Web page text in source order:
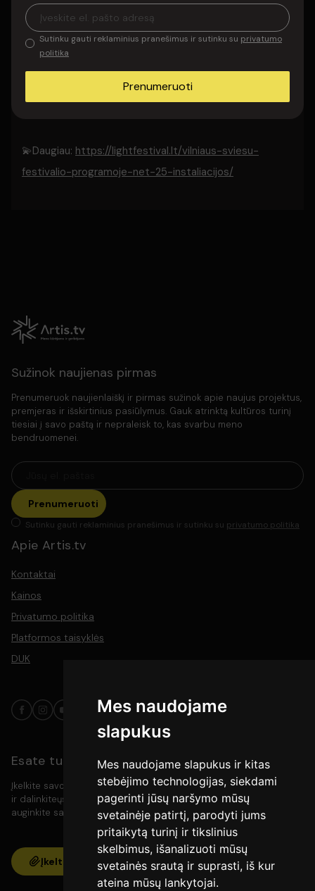
Mes naudojame
slapukus
Mes naudojame slapukus ir kitas
stebėjimo technologijas, siekdami
pagerinti jūsų naršymo mūsų
svetainėje patirtį, parodyti jums
pritaikytą turinį ir tikslinius
skelbimus, išanalizuoti mūsų
svetainės srautą ir suprasti, iš kur
ateina mūsų lankytojai.
Vilniaus mokytojų namų) kieme atspindinti
technologinio meno kryptį.
architektūrinę, šviesos ir erdvės santykį tyrinėjančią
💫Daugiau: https://lightfestival.lt/vilniaus-sviesu-
festivalio-programoje-net-25-instaliacijos/
Sužinok naujienas pirmas
Prenumeruok naujienlaiškį ir pirmas sužinok apie naujus projektus,
premjeras ir išskirtinius pasiūlymus. Gauk atrinktą kultūros turinį
tiesiai į savo paštą ir nepraleisk to, kas svarbu meno
bendruomenei.
Prenumeruoti
Sutinku gauti reklaminius pranešimus ir sutinku su privatumo politika
Apie Artis.tv
Kontaktai
Kainos
Privatumo politika
Platformos taisyklės
DUK
Esate turinio kūrėjas?
Įkelkite savo video turinį į platformą, pasiekite platesnę auditoriją
ir dalinkiteųs savo kūryba su meno mylėtojais. Kurkite, rodykite ir
auginkite savo bendruomenę vienoje vietoje.
Įkelti
Sutinku gauti reklaminius pranešimus ir sutinku su privatumo
politika
Prenumeruoti